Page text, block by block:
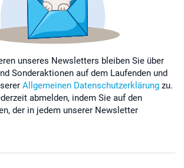
unseres Newsletters bleiben Sie über
Sonderaktionen auf dem Laufenden und
Allgemeinen Datenschutzerklärung zu.
abmelden, indem Sie auf den
der in jedem unserer Newsletter